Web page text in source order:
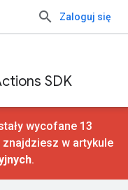
Zaloguj się
SDK
wycofane 13
w artykule
.